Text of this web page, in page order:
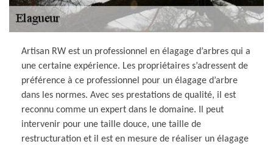
Artisan RW est un professionnel en élagage d’arbres qui a
une certaine expérience. Les propriétaires s’adressent de
préférence à ce professionnel pour un élagage d’arbre
dans les normes. Avec ses prestations de qualité, il est
reconnu comme un expert dans le domaine. Il peut
intervenir pour une taille douce, une taille de
restructuration et il est en mesure de réaliser un élagage